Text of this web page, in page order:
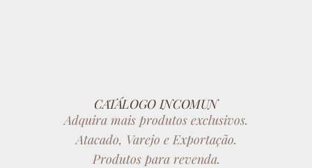
CATÁLOGO INCOMUN
Adquira mais produtos exclusivos.
Atacado, Varejo e Exportação.
Produtos para revenda.